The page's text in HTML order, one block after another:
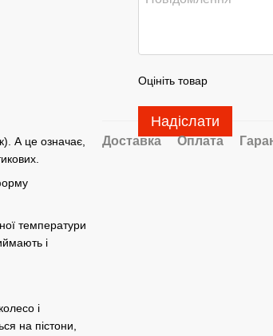
А це означає,
температури
і
і
на пістони,
Оцініть товар
Надіслати
Доставка Оплата